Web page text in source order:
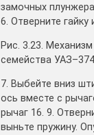
замочных
6. Отверните
Рис. 3.23.
семейства
7. Выбейте вниз
ось вместе с
рычаг 16. 9.
выньте пружину.